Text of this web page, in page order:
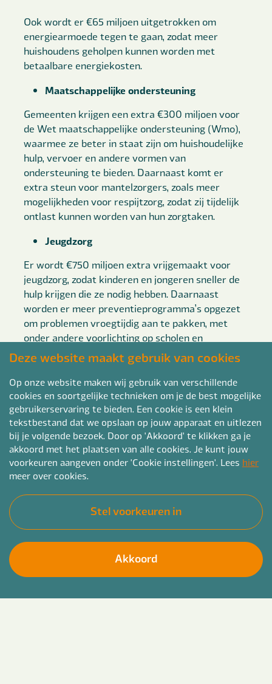
Deze website maakt gebruik van cookies
Op onze website maken wij gebruik van verschillende
cookies en soortgelijke technieken om je de best mogelijke
gebruikerservaring te bieden. Een cookie is een klein
tekstbestand dat we opslaan op jouw apparaat en uitlezen
bij je volgende bezoek. Door op 'Akkoord' te klikken ga je
akkoord met het plaatsen van alle cookies. Je kunt jouw
voorkeuren aangeven onder 'Cookie instellingen'. Lees hier
meer over cookies.
Stel voorkeuren in
Akkoord
Ook wordt er €65 miljoen uitgetrokken om
energiearmoede tegen te gaan, zodat meer
huishoudens geholpen kunnen worden met
betaalbare energiekosten.
Maatschappelijke ondersteuning
Gemeenten krijgen een extra €300 miljoen voor
de Wet maatschappelijke ondersteuning (Wmo),
waarmee ze beter in staat zijn om huishoudelijke
hulp, vervoer en andere vormen van
ondersteuning te bieden. Daarnaast komt er
extra steun voor mantelzorgers, zoals meer
mogelijkheden voor respijtzorg, zodat zij tijdelijk
ontlast kunnen worden van hun zorgtaken.
Jeugdzorg
Er wordt €750 miljoen extra vrijgemaakt voor
jeugdzorg, zodat kinderen en jongeren sneller de
hulp krijgen die ze nodig hebben. Daarnaast
worden er meer preventieprogramma’s opgezet
om problemen vroegtijdig aan te pakken, met
onder andere voorlichting op scholen en
gezinsondersteuning.
Ook zullen scholen gratis maaltijden aanbieden
om bij te dragen aan een gezonde start voor elk
kind.
Schuldhulpverlening
Gemeenten krijgen extra middelen om mensen
met schulden beter te ondersteunen, onder
nadruk gelegd op vroegsignalering, zodat mensen
al in een vroeg stadium hulp kunnen krijgen
voordat de schulden verder oplopen.
Voor deze maatregelen wordt binnen de Wet